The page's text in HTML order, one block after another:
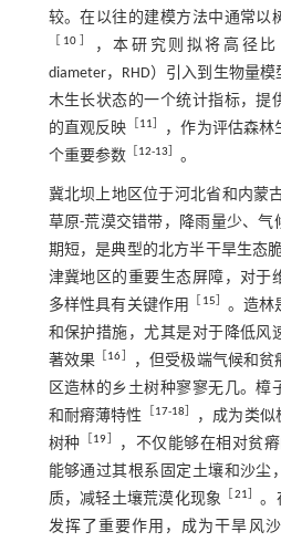
较。在以往的建模方法中通常以
10
，本研究则拟将高径比
diameter，RHD）引入到生物量
木生长状态的一个统计指标，提
的直观反映
11
，作为评估森林
个重要参数［ 12-13 。
冀北坝上地区位于河北省和内蒙
草原-荒漠交错带，降雨量少、气
期短，是典型的北方半干旱生态
津冀地区的重要生态屏障，对于
多样性具有关键作用
15
。造林
和保护措施，尤其是对于降低风
著效果
16
，但受极端气候和
区造林的乡土树种寥寥无几。樟
和耐瘠薄特性
17-18
，成为类似
树种
19 ，不仅能够在相对贫
能够通过其根系固定土壤和沙尘
质，减轻土壤荒漠化现象
21
。
发挥了重要作用，成为干旱风